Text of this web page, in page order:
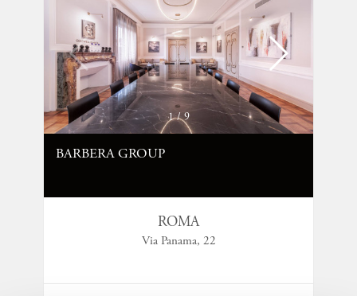
1/9
BARBERA GROUP
ROMA
Via Panama, 22